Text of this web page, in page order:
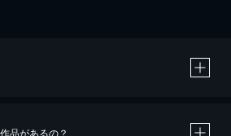
品があるの？